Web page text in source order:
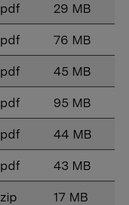
pdf 29 MB
pdf 76 MB
pdf 45 MB
pdf 95 MB
pdf 44 MB
pdf 43 MB
zip 17 MB